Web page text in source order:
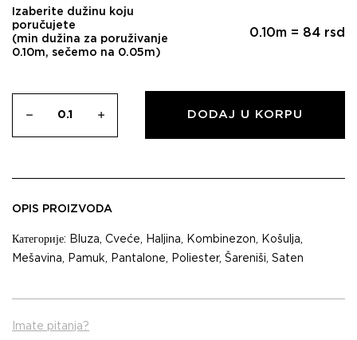
Izaberite dužinu koju
poručujete
(min dužina za poruživanje
0.10m, sečemo na 0.05m)
0.10m = 84 rsd
DODAJ U KORPU
OPIS PROIZVODA
Категорије: Bluza, Cveće, Haljina, Kombinezon, Košulja,
Mešavina, Pamuk, Pantalone, Poliester, Šareniši, Saten
Imate pitanja?